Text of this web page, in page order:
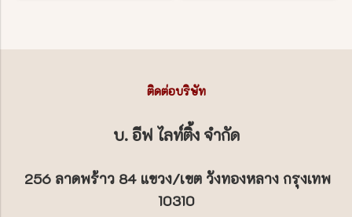
ติดต่อบริษัท
บ. อีฟ ไลท์ติ้ง จำกัด
256 ลาดพร้าว 84 แขวง/เขต วังทองหลาง กรุงเทพ
10310